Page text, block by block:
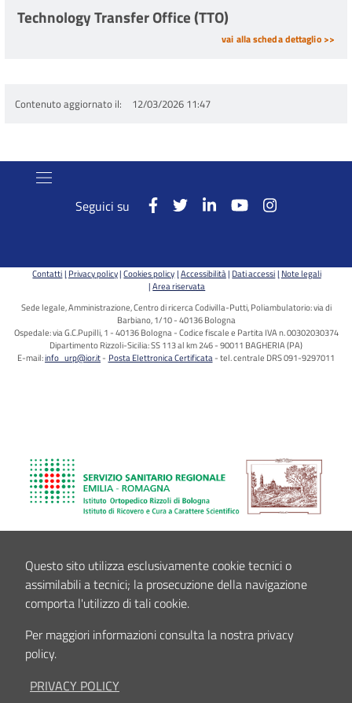
Technology Transfer Office (TTO)
vai alla scheda dettaglio >>
Contenuto aggiornato il 12/03/2026 11:47
Seguici su
Contatti Privacy policy Cookies policy Accessibilità Dati accessi Note legali
Area riservata
Sede legale, Amministrazione, Centro di ricerca Codivilla-Putti, Poliambulatorio: via di
Barbiano, 1/10 - 40136 Bologna
Ospedale: via G.C.Pupilli, 1 - 40136 Bologna - Codice fiscale e Partita IVA n. 00302030374
Dipartimento Rizzoli-Sicilia: SS 113 al km 246 - 90011 BAGHERIA (PA)
E-mail:info_urp@ior.it Posta Elettronica Certificata tel. centrale DRS 091-9297011
Questo sito utilizza esclusivamente cookie tecnici o
assimilabili a tecnici; la prosecuzione della navigazione
comporta l'utilizzo di tali cookie.
Per maggiori informazioni consulta la nostra privacy
policy.
PRIVACY POLICY